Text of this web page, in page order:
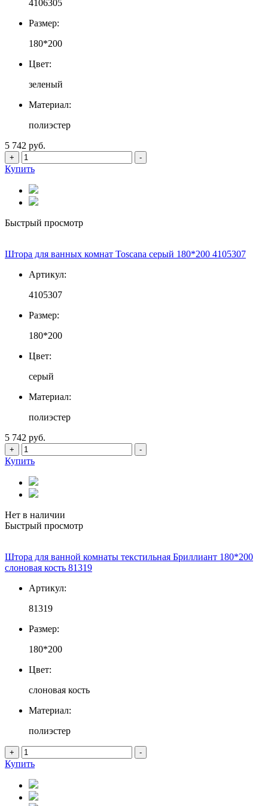
4106305
Размер:
180*200
Цвет:
зеленый
Материал:
полиэстер
5 742 руб.
+ -
Купить
Быстрый просмотр
Штора для ванных комнат Toscana серый 180*200 4105307
Артикул:
4105307
Размер:
180*200
Цвет:
серый
Материал:
полиэстер
5 742 руб.
+ -
Купить
Нет в наличии
Быстрый просмотр
Штора для ванной комнаты текстильная Бриллиант 180*200
слоновая кость 81319
Артикул:
81319
Размер:
180*200
Цвет:
слоновая кость
Материал:
полиэстер
+ -
Купить